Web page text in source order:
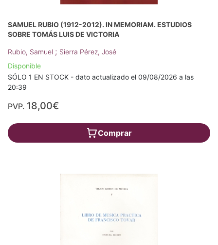
SAMUEL RUBIO (1912-2012). IN MEMORIAM. ESTUDIOS
SOBRE TOMÁS LUIS DE VICTORIA
Rubio, Samuel ; Sierra Pérez, José
Disponible
SÓLO 1 EN STOCK - dato actualizado el 09/08/2026 a las
20:39
PVP. 18,00€
Comprar